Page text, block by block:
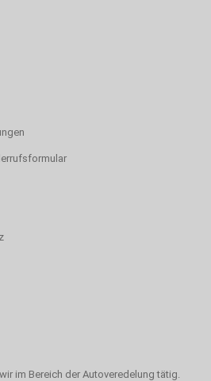
im Bereich der Autoveredelung tätig.